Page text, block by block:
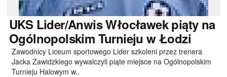
UKSLider/Anwis Włocławek piąty na
Ogólnopolskim Turnieju w Łodzi
Zawodnicy Liceum sportowego Lider szkoleni przez trenera
Jacka Zawidzkiego wywalczyli piąte miejsce na Ogólnopolskim
Turnieju Halowym w..